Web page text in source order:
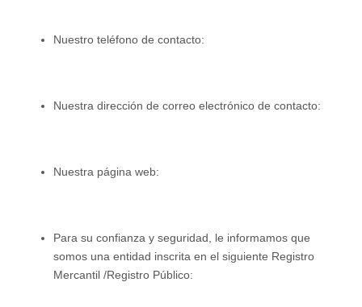
Nuestro teléfono de contacto:
Nuestra dirección de correo electrónico de contacto:
Nuestra página web:
Para su confianza y seguridad, le informamos que
somos una entidad inscrita en el siguiente Registro
Mercantil /Registro Público: